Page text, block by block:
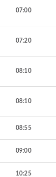
07:00
07:20
08:10
08:10
08:55
09:00
10:25